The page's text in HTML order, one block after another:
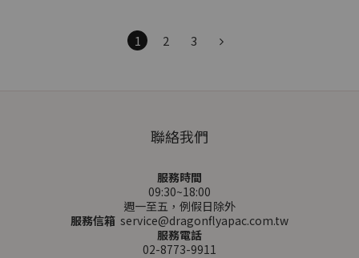
1 2 3
聯絡我們
服務時間
09:30~18:00
週一至五，例假日除外
服務信箱 service@dragonflyapac.com.tw
服務電話
02-8773-9911